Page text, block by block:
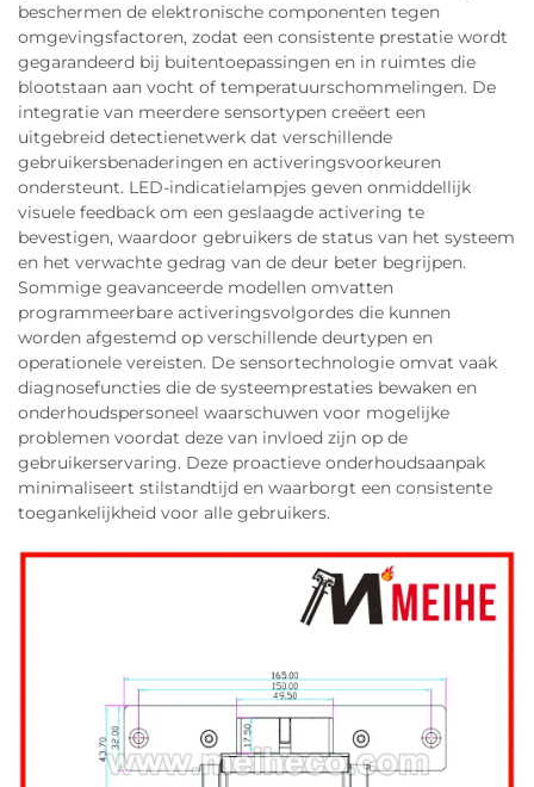
beschermen de elektronische componenten tegen
omgevingsfactoren, zodat een consistente prestatie wordt
gegarandeerd bij buitentoepassingen en in ruimtes die
blootstaan aan vocht of temperatuurschommelingen. De
integratie van meerdere sensortypen creëert een
uitgebreid detectienetwerk dat verschillende
gebruikersbenaderingen en activeringsvoorkeuren
ondersteunt. LED-indicatielampjes geven onmiddellijk
visuele feedback om een geslaagde activering te
bevestigen, waardoor gebruikers de status van het systeem
en het verwachte gedrag van de deur beter begrijpen.
Sommige geavanceerde modellen omvatten
programmeerbare activeringsvolgordes die kunnen
worden afgestemd op verschillende deurtypen en
operationele vereisten. De sensortechnologie omvat vaak
diagnosefuncties die de systeemprestaties bewaken en
onderhoudspersoneel waarschuwen voor mogelijke
problemen voordat deze van invloed zijn op de
gebruikerservaring. Deze proactieve onderhoudsaanpak
minimaliseert stilstandtijd en waarborgt een consistente
toegankelijkheid voor alle gebruikers.